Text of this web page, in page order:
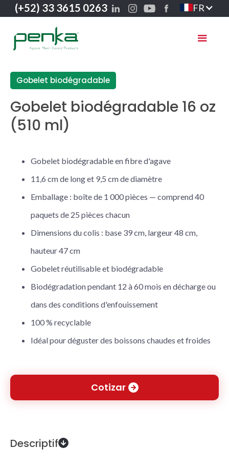
(+52) 33 3615 0263 FR
Gobelet biodégradable
Gobelet biodégradable 16 oz
(510 ml)
Gobelet biodégradable en fibre d'agave
11,6 cm de long et 9,5 cm de diamètre
Emballage : boîte de 1 000 pièces — comprend 40
paquets de 25 pièces chacun
Dimensions du colis : base 39 cm, largeur 48 cm,
hauteur 47 cm
Gobelet réutilisable et biodégradable
Biodégradation pendant 12 à 60 mois en décharge ou
dans des conditions d'enfouissement
100 % recyclable
Idéal pour déguster des boissons chaudes et froides
Cotizar
Descriptif